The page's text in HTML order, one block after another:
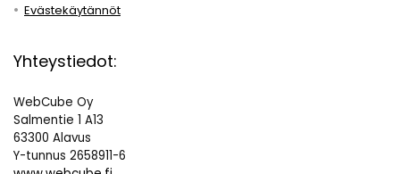
Evästekäytännöt
Yhteystiedot:
WebCube Oy
Salmentie 1 A13
63300 Alavus
Y-tunnus 2658911-6